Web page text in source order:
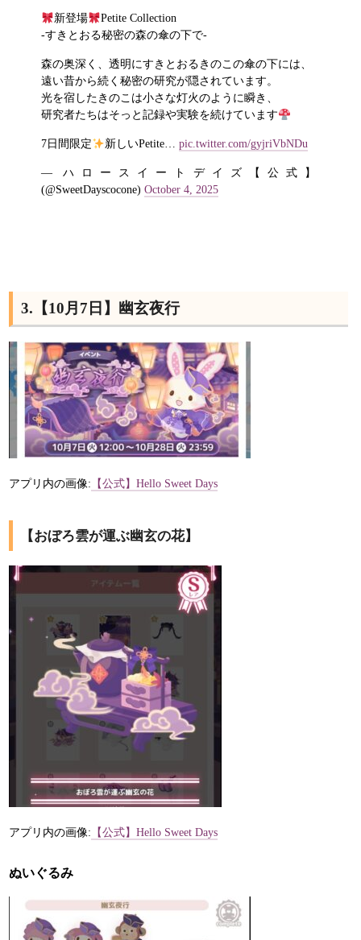
新登場
Petite Collection
-すきとおる秘密の森の傘の下で‐
森の奥深く、透明にすきとおるきのこの傘の下には、
遠い昔から続く秘密の研究が隠されています。
光を宿したきのこは小さな灯火のように瞬き、
研究者たちはそっと記録や実験を続けています
7日間限定 新しいPetite…pic.twitter.com/gyjriVbNDu
— ハロースイートデイズ【公式】
(@SweetDayscocone)October 4, 2025
3.【10月7日】幽玄夜行
アプリ内の画像: 【公式】Hello Sweet Days
【おぼろ雲が運ぶ幽玄の花】
アプリ内の画像: 【公式】Hello Sweet Days
ぬいぐるみ